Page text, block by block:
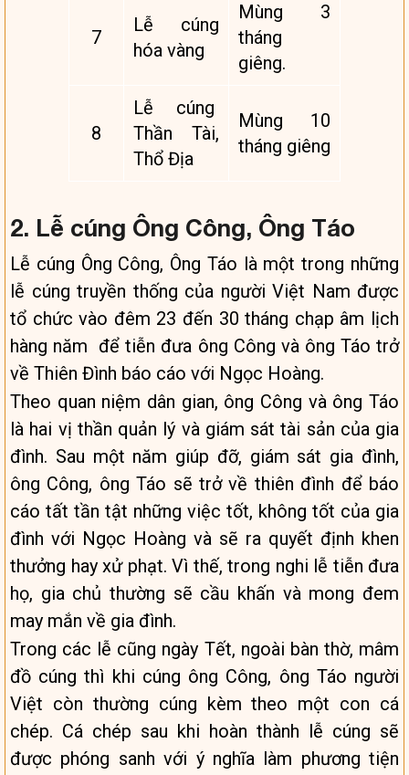
7
Lễ cúng
hóa vàng
Mùng 3
tháng
giêng.
8
Lễ cúng
Thần Tài,
Thổ Địa
Mùng 10
tháng giêng
2. Lễ cúng Ông Công, Ông Táo
Lễ cúng Ông Công, Ông Táo là một trong những
lễ cúng truyền thống của người Việt Nam được
tổ chức vào đêm 23 đến 30 tháng chạp âm lịch
hàng năm để tiễn đưa ông Công và ông Táo trở
về Thiên Đình báo cáo với Ngọc Hoàng.
Theo quan niệm dân gian, ông Công và ông Táo
là hai vị thần quản lý và giám sát tài sản của gia
đình. Sau một năm giúp đỡ, giám sát gia đình,
ông Công, ông Táo sẽ trở về thiên đình để báo
cáo tất tần tật những việc tốt, không tốt của gia
đình với Ngọc Hoàng và sẽ ra quyết định khen
thưởng hay xử phạt. Vì thế, trong nghi lễ tiễn đưa
họ, gia chủ thường sẽ cầu khấn và mong đem
may mắn về gia đình.
Trong các lễ cũng ngày Tết, ngoài bàn thờ, mâm
đồ cúng thì khi cúng ông Công, ông Táo người
Việt còn thường cúng kèm theo một con cá
chép. Cá chép sau khi hoàn thành lễ cúng sẽ
được phóng sanh với ý nghĩa làm phương tiện